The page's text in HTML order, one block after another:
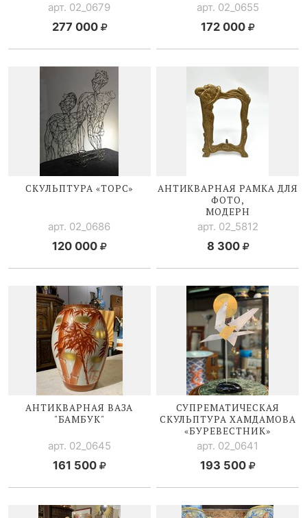
арт. 02_0679
277 000
арт. 02_0655
172 000
СКУЛЬПТУРА «ТОРС»
арт. 02_0686
120 000
АНТИКВАРНАЯ РАМКА ДЛЯ
ФОТО,
МОДЕРН
арт. 02_5812
8 300
АНТИКВАРНАЯ ВАЗА
"БАМБУК"
арт. 02_0645
161 500
СУПРЕМАТИЧЕСКАЯ
CКУЛЬПТУРА ХАМДАМОВА
«БУРЕВЕСТНИК»
арт. 02_0641
193 500